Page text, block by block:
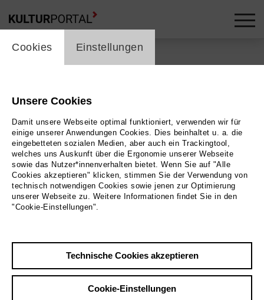
Zurück|Übersicht
Neue Musik
Kammeroper »Weiße
Rose« von Udo
Zimmermann
17.07.2026 | 19:00 Uhr
cookie_layer
Cookies Einstellungen
Unsere Cookies
Damit unsere Webseite optimal funktioniert, verwenden wir für
einige unserer Anwendungen Cookies. Dies beinhaltet u. a. die
eingebetteten sozialen Medien, aber auch ein Trackingtool,
welches uns Auskunft über die Ergonomie unserer Webseite
sowie das Nutzer*innenverhalten bietet. Wenn Sie auf "Alle
Cookies akzeptieren" klicken, stimmen Sie der Verwendung von
technisch notwendigen Cookies sowie jenen zur Optimierung
unserer Webseite zu. Weitere Informationen findet Sie in den
"Cookie-Einstellungen".
Technische Cookies akzeptieren
Cookie-Einstellungen